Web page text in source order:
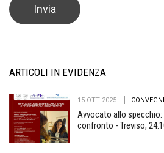
ARTICOLI IN EVIDENZA
15 OTT 2025
Avvocato allo
confronto - Treviso,